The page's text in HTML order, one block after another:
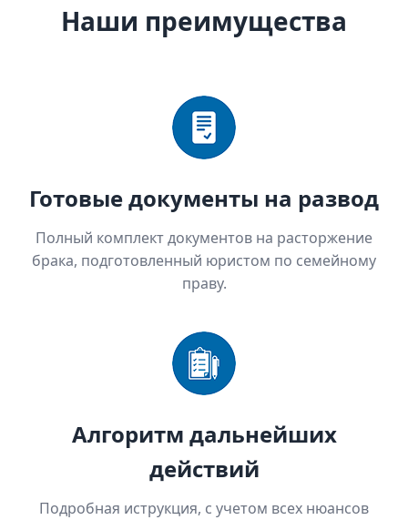
Наши преимущества
Готовые документы на развод
Полный комплект документов на расторжение
брака, подготовленный юристом по семейному
праву.
Алгоритм дальнейших
действий
Подробная иструкция, с учетом всех нюансов